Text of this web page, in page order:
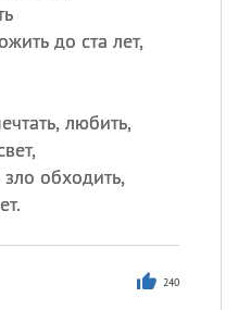
до ста лет,
любить,
обходить,
240